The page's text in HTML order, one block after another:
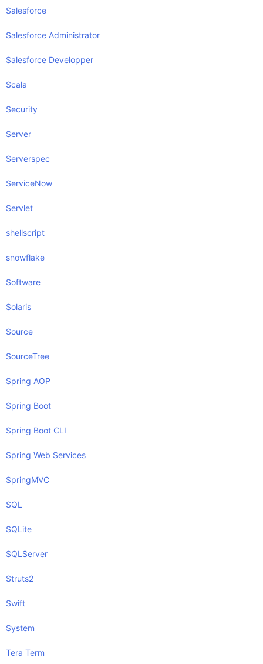
Salesforce
Salesforce Administrator
Salesforce Developper
Scala
Security
Server
Serverspec
ServiceNow
Servlet
shellscript
snowflake
Software
Solaris
Source
SourceTree
Spring AOP
Spring Boot
Spring Boot CLI
Spring Web Services
SpringMVC
SQL
SQLite
SQLServer
Struts2
Swift
System
Tera Term